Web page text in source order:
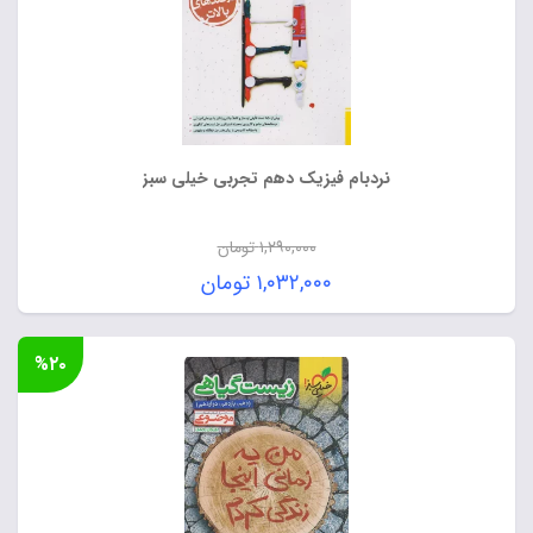
نردبام فیزیک دهم تجربی خیلی سبز
۱,۲۹۰,۰۰۰تومان
قیمت
اصلی:
۱,۲۹۰,۰۰۰ تومان
بود.
۱,۰۳۲,۰۰۰ تومان
قیمت
فعلی:
۱,۰۳۲,۰۰۰ تومان.
%۲۰